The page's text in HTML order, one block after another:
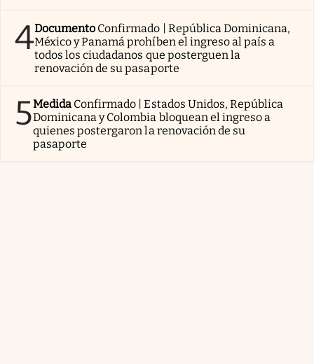
4Documento Confirmado | República Dominicana,
México y Panamá prohíben el ingreso al país a
todos los ciudadanos que posterguen la
renovación de su pasaporte
5Medida Confirmado | Estados Unidos, República
Dominicana y Colombia bloquean el ingreso a
quienes postergaron la renovación de su
pasaporte